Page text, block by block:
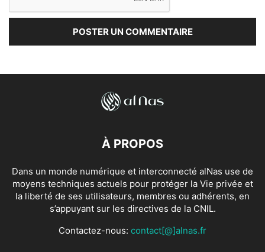
À PROPOS
Dans un monde numérique et interconnecté alNas use de
moyens techniques actuels pour protéger la Vie privée et
la liberté de ses utilisateurs, membres ou adhérents, en
s’appuyant sur les directives de la CNIL.
Contactez-nous: contact[@]alnas.fr